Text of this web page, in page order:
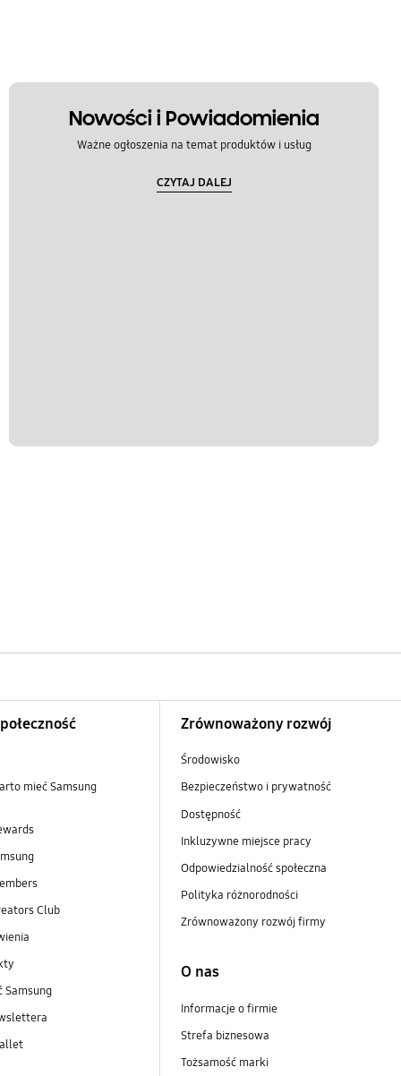
Nowości i Powiadomienia
Ważne ogłoszenia na temat produktów i usług
CZYTAJ DALEJ
mieć Samsung
Club
Samsung
Zrównoważony rozwój
Środowisko
Bezpieczeństwo i prywatność
Dostępność
Inkluzywne miejsce pracy
Odpowiedzialność społeczna
Polityka różnorodności
Zrównoważony rozwój firmy
O nas
Informacje o firmie
Strefa biznesowa
Tożsamość marki